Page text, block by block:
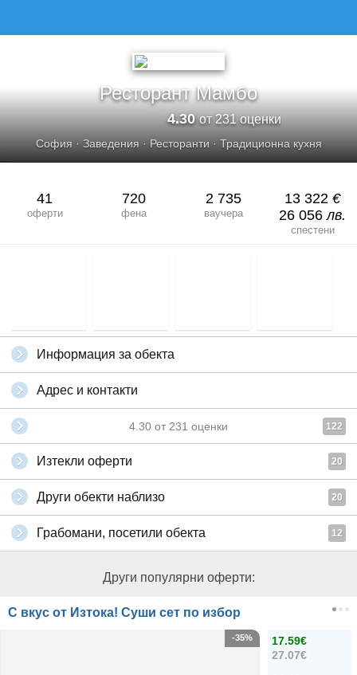
Ресторант Мамбо
4.30от 231 оценки
София· Заведения· Ресторанти· Традиционна кухня
41
оферти
720
фена
2 735
ваучера
13 322 €
26 056лв.
спестени
Информация за обекта
Адрес и контакти
4.30 от 231 оценки 122
Изтекли оферти 20
Други обекти наблизо 20
Грабомани, посетили обекта 12
Други популярни оферти:
С вкус от Изтока! Суши сет по избор
17.59€
27.07€
-35%